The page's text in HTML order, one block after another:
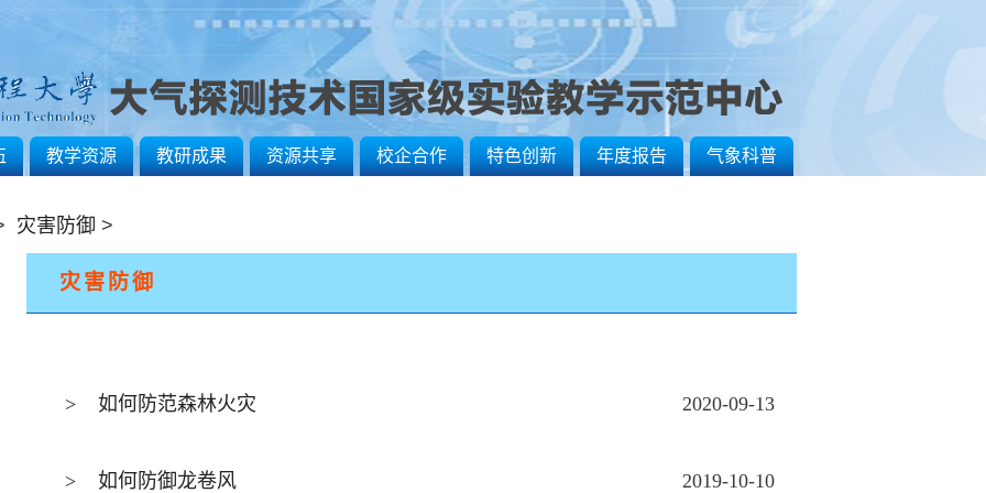
教学资源 教研成果 资源共享 校企合作 特色创新 年度报告 气象科普
灾害防御 >
灾害防御
> 如何防范森林火灾 2020-09-13
> 如何防御龙卷风 2019-10-10